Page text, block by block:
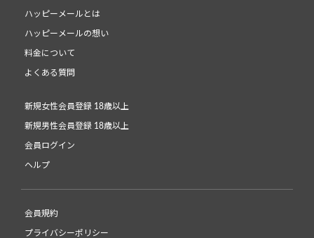
ハッピーメールとは
ハッピーメールの想い
料金について
よくある質問
新規女性会員登録 18歳以上
新規男性会員登録 18歳以上
会員ログイン
ヘルプ
会員規約
プライバシーポリシー